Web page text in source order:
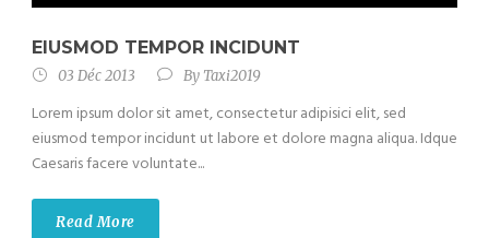
EIUSMOD TEMPOR INCIDUNT
03 Déc 2013 By Taxi2019
Lorem ipsum dolor sit amet, consectetur adipisici elit, sed
eiusmod tempor incidunt ut labore et dolore magna aliqua. Idque
Caesaris facere voluntate...
Read More